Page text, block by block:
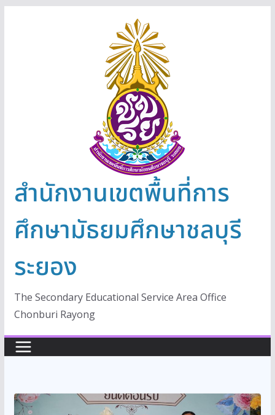
สำนักงานเขตพื้นที่การ
ศึกษามัธยมศึกษาชลบุรี
ระยอง
The Secondary Educational Service Area Office
Chonburi Rayong